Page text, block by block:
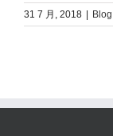
31 7 月, 2018 Blog